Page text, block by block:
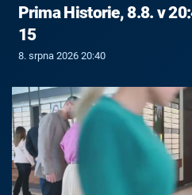
Prima Historie, 8.8. v
15
8. srpna 2026 20:40